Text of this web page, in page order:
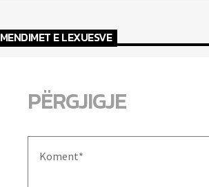
MENDIMET E LEXUESVE
PËRGJIGJE